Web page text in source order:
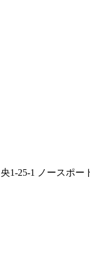
1-25-1 ノースポー